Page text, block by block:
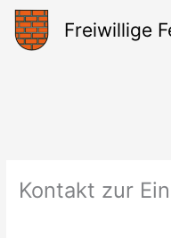
Zum
Inhalt
springen
Freiwillige
Kontakt zur